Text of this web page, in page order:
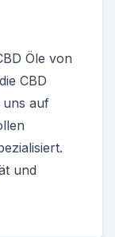
Öle von
CBD
uns auf
und